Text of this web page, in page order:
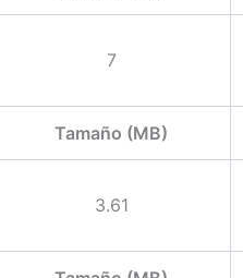
7
Tamaño (MB)
3.61